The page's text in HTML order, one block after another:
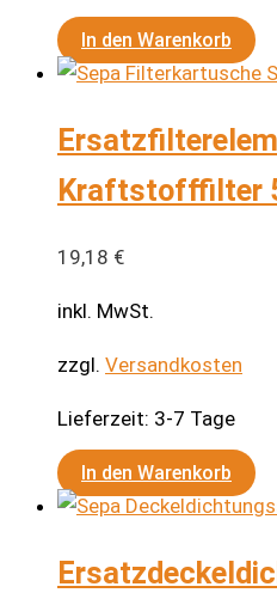
In den Warenkorb
Kraftstofffilter
19,18 €
inkl. MwSt.
zzgl. Versandkosten
Lieferzeit: 3-7 Tage
In den Warenkorb